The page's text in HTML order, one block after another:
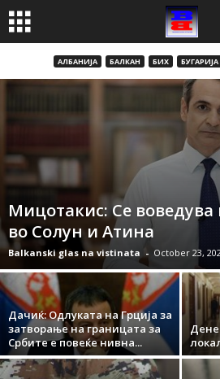
АЛБАНИЈА БАЛКАН БИХ БУГАРИЈА
Мицотакис: Се
во Солун и Атина
Balkanski glas na vistinata - October 23,
Дачиќ: Одлуката на Грција за
затворање на границата за
Србите е повеќе нивна...